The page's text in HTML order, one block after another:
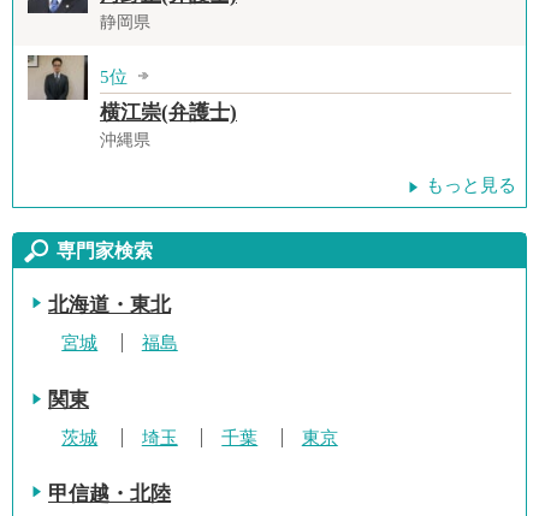
静岡県
5位
横江崇(弁護士)
沖縄県
もっと見る
専門家検索
北海道・東北
宮城 福島
関東
茨城 埼玉 千葉 東京
甲信越・北陸